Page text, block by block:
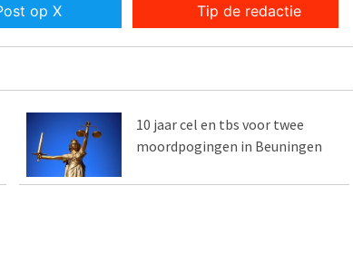
op X Tip de redactie
10 jaar cel en tbs voor twee
moordpogingen in Beuningen